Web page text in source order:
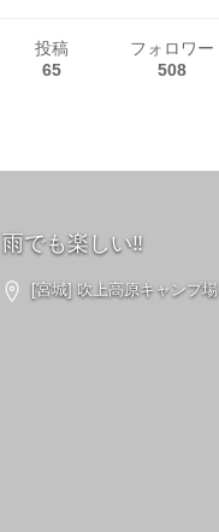
投稿
65
フォロワー
508
雨でも楽しい‼︎
[宮城] 吹上高原キャンプ場